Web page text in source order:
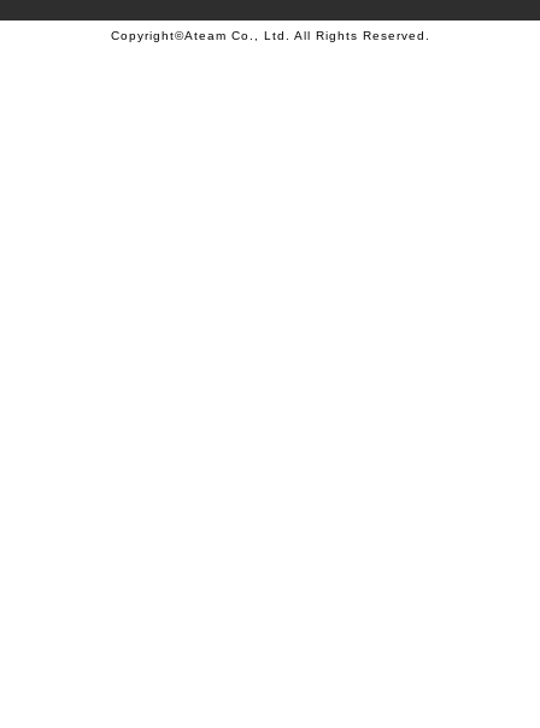
Copyright©Ateam Co., Ltd. All Rights Reserved.